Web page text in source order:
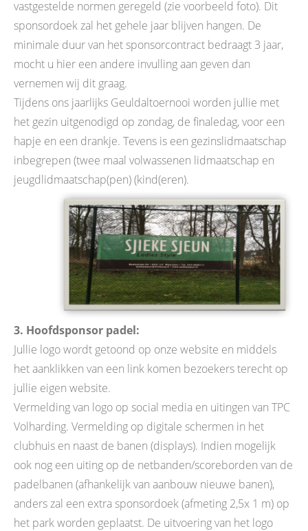
vastgestelde normen geregeld (zie voorbeeld foto). Dit
sponsordoek zal het gehele jaar blijven hangen. De
minimale duur van het sponsorcontract bedraagt 3 jaar,
mocht u hier een andere invulling aan geven dan
vernemen wij dit graag.
Tijdens ons jaarlijks Geuldaltoernooi worden jullie met
het gezin uitgenodigd op zondag, de finaledag, voor een
hapje en een drankje. Tevens is een gezinslidmaatschap
inbegrepen (twee maal volwassenen lidmaatschap en
jeugdlidmaatschap(pen) (kind(eren).
3. Hoofdsponsor padel:
Jullie logo wordt getoond op onze website en middels
het aanklikken van een link komen bezoekers terecht op
jullie eigen website.
Vermelding van logo op social media en uitingen van TPC
Volharding. Vermelding op digitale schermen in het
clubhuis en naast de banen (displays). Indien mogelijk
ook nog een uiting op de netbanden/scoreborden van de
padelbanen (afhankelijk van aanbouw nieuwe banen),
anders zal een extra sponsordoek (afmeting 2,5x 1 m) op
het park worden geplaatst. De uitvoering van het logo